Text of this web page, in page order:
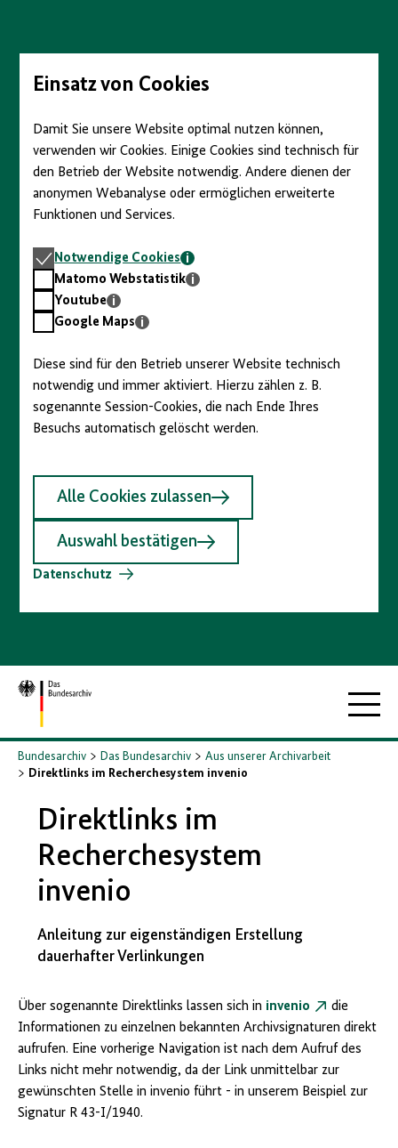
Seiteninhalt
springenEinsatz von Cookies
Damit Sie unsere Website optimal nutzen können,
verwenden wir Cookies. Einige Cookies sind technisch für
den Betrieb der Website notwendig. Andere dienen der
anonymen Webanalyse oder ermöglichen erweiterte
Funktionen und Services.
Notwendige
Cookies
Notwendige Cookies
Matomo
Webstatistik
Matomo Webstatistik
Youtube
Youtube
GoogleGoogle Maps
Diese sind für den Betrieb unserer Website technisch
notwendig und immer aktiviert. Hierzu zählen z. B.
sogenannte Session-Cookies, die nach Ende Ihres
Besuchs automatisch gelöscht werden.
Alle Cookies zulassen
Auswahl bestätigen
Datenschutz
Zur
Startseite
Bundesarchiv Das Bundesarchiv
Aus unserer Archivarbeit
Direktlinks im Recherchesystem invenio
Direktlinks im
Recherchesystem
invenio
Anleitung zur eigenständigen Erstellung
dauerhafter Verlinkungen
Über sogenannte Direktlinks lassen sich in invenio
die
Informationen zu einzelnen bekannten Archivsignaturen direkt
aufrufen. Eine vorherige Navigation ist nach dem Aufruf des
Links nicht mehr notwendig, da der Link unmittelbar zur
gewünschten Stelle in invenio führt - in unserem Beispiel zur
Signatur R 43-I/1940.